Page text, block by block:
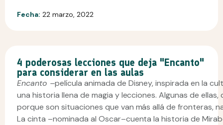
Fecha: 22 marzo, 2022
4 poderosas lecciones que deja "Encanto"
para considerar en las aulas
Encanto –película animada de Disney, inspirada en la
una historia llena de magia y lecciones. Algunas de
porque son situaciones que van más allá de fronteras,
La cinta –nominada al Oscar–cuenta la historia de